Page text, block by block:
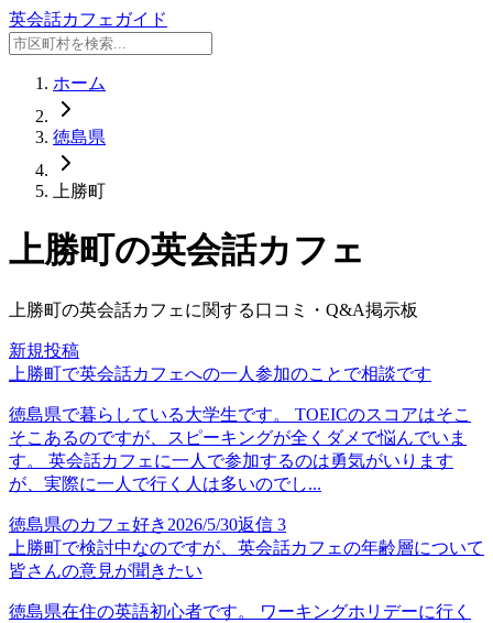
英会話カフェガイド
ホーム
徳島県
上勝町
上勝町の英会話カフェ
上勝町の英会話カフェに関する口コミ・Q&A掲示板
新規投稿
上勝町で英会話カフェへの一人参加のことで相談です
徳島県で暮らしている大学生です。 TOEICのスコアはそこ
そこあるのですが、スピーキングが全くダメで悩んでいま
す。 英会話カフェに一人で参加するのは勇気がいります
が、実際に一人で行く人は多いのでし...
徳島県のカフェ好き 2026/5/30返信 3
上勝町で検討中なのですが、英会話カフェの年齢層について
皆さんの意見が聞きたい
徳島県在住の英語初心者です。 ワーキングホリデーに行く